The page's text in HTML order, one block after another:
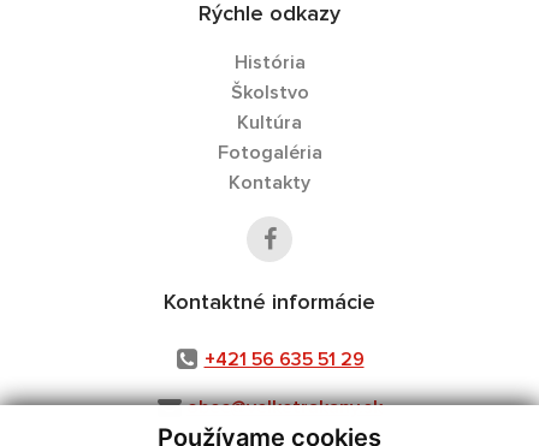
Používame cookies
Rýchle odkazy
História
Školstvo
Kultúra
Fotogaléria
Kontakty
Kontaktné informácie
+421 56 635 51 29
obec@velketrakany.sk